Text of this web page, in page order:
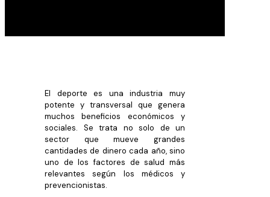
El deporte es una industria muy
potente y transversal que genera
muchos beneficios económicos y
sociales. Se trata no solo de un
sector que mueve grandes
cantidades de dinero cada año, sino
uno de los factores de salud más
relevantes según los médicos y
prevencionistas.